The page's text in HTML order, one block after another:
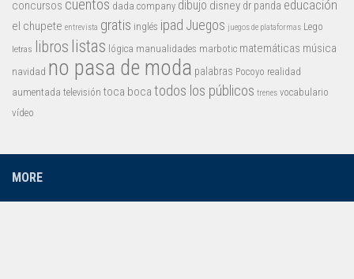
concursos cuentos dada company dibujo disney dr panda educación
el chupete entrevista gratis inglés ipad Juegos juegos de plataformas Lego
letras libros listas lógica manualidades marbotic matemáticas música
navidad no pasa de moda palabras Pocoyo realidad
aumentada televisión toca boca todos los públicos trenes vocabulario
vídeo
MORE